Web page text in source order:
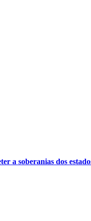
a soberanias dos